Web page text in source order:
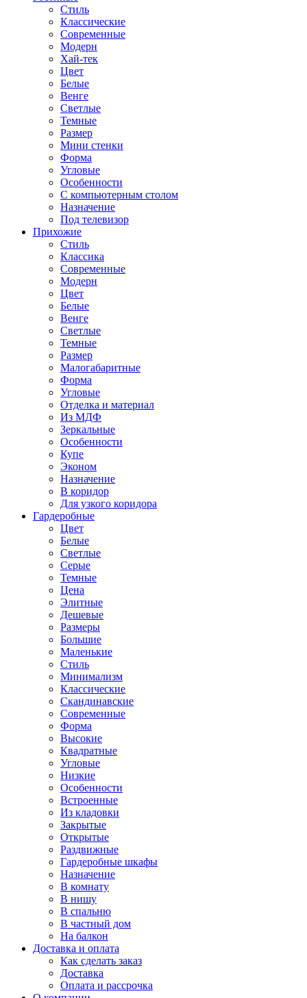
Стиль
Классические
Современные
Модерн
Хай-тек
Цвет
Белые
Венге
Светлые
Темные
Размер
Мини стенки
Форма
Угловые
Особенности
С компьютерным столом
Назначение
Под телевизор
Прихожие
Стиль
Классика
Современные
Модерн
Цвет
Белые
Венге
Светлые
Темные
Размер
Малогабаритные
Форма
Угловые
Отделка и материал
Из МДФ
Зеркальные
Особенности
Купе
Эконом
Назначение
В коридор
Для узкого коридора
Гардеробные
Цвет
Белые
Светлые
Серые
Темные
Цена
Элитные
Дешевые
Размеры
Большие
Маленькие
Стиль
Минимализм
Классические
Скандинавские
Современные
Форма
Высокие
Квадратные
Угловые
Низкие
Особенности
Встроенные
Из кладовки
Закрытые
Открытые
Раздвижные
Гардеробные шкафы
Назначение
В комнату
В нишу
В спальню
В частный дом
На балкон
Доставка и оплата
Как сделать заказ
Доставка
Оплата и рассрочка